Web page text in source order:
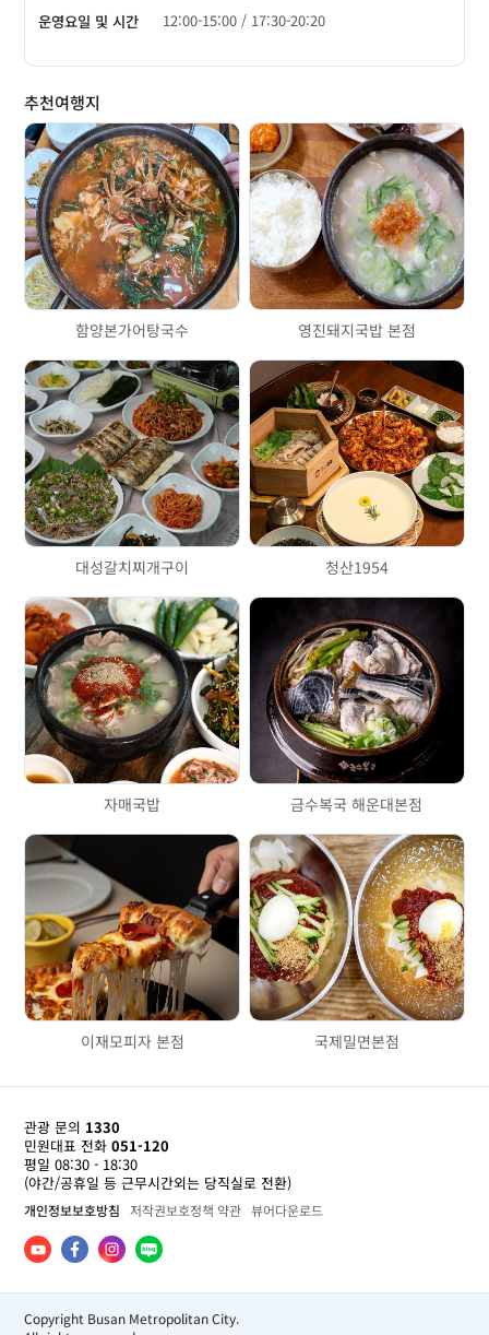
운영요일 및 시간
12:00-15:00 / 17:30-20:20
추천여행지
함양본가어탕국수 영진돼지국밥 본점
대성갈치찌개구이 청산1954
자매국밥 금수복국 해운대본점
이재모피자 본점 국제밀면본점
관광 문의 1330
민원대표 전화 051-120
평일 08:30 - 18:30
(야간/공휴일 등 근무시간외는 당직실로 전환)
개인정보보호방침 저작권보호정책 약관 뷰어다운로드
Copyright Busan Metropolitan City.